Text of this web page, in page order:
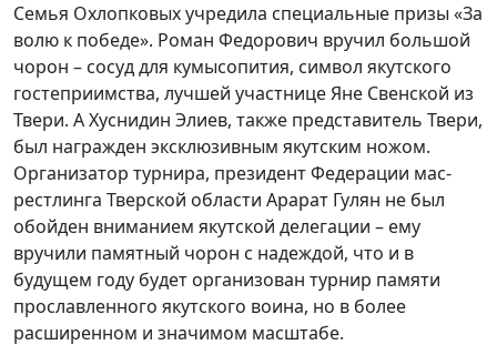
Семья Охлопковых учредила специальные призы «За
волю к победе». Роман Федорович вручил большой
чорон – сосуд для кумысопития, символ якутского
гостеприимства, лучшей участнице Яне Свенской из
Твери. А Хуснидин Элиев, также представитель Твери,
был награжден эксклюзивным якутским ножом.
Организатор турнира, президент Федерации мас-
рестлинга Тверской области Арарат Гулян не был
обойден вниманием якутской делегации – ему
вручили памятный чорон с надеждой, что и в
будущем году будет организован турнир памяти
прославленного якутского воина, но в более
расширенном и значимом масштабе.